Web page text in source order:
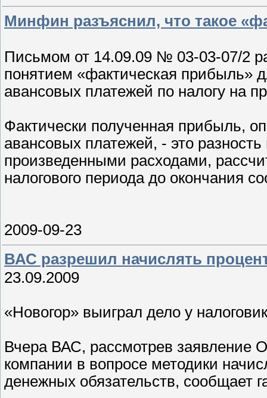
Минфин разъяснил, что такое
Письмом от 14.09.09 № 03-03-07/2
понятием «фактическая прибыль»
авансовых платежей по налогу на
Фактически полученная прибыль,
авансовых платежей, - это
произведенными расходами,
налогового периода до окончания
2009-09-23
ВАС разрешил начислять
23.09.2009
«Новогор» выиграл дело у
Вчера ВАС, рассмотрев заявление
компании в вопросе методики
денежных обязательств, сообщает